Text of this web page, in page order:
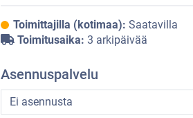
Toimittajilla (kotimaa): Saatavilla
Toimitusaika: 3 arkipäivää
Asennuspalvelu